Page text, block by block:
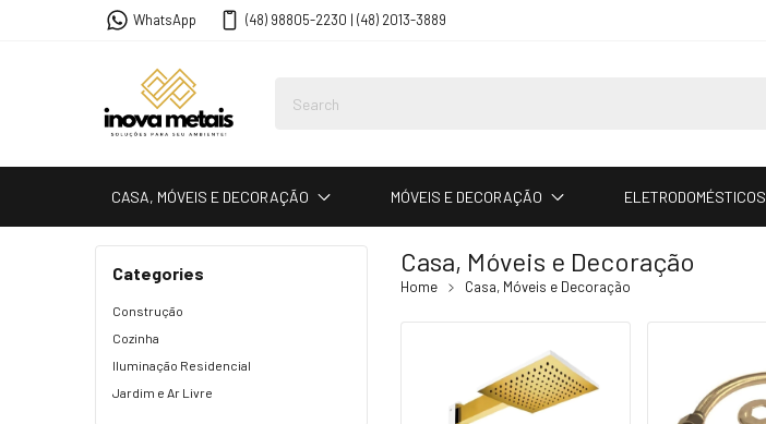
WhatsApp (48) 98805-2230 | (48) 2013-3889
CASA, MÓVEIS E DECORAÇÃO MÓVEIS E DECORAÇÃO ELETRODOMÉSTICOS
Categories
Construção
Cozinha
Iluminação Residencial
Jardim e Ar Livre
Casa, Móveis e Decoração
Home Casa, Móveis e Decoração